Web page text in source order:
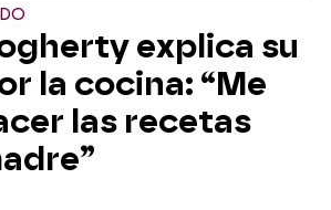
explica su
la cocina: “Me
las recetas